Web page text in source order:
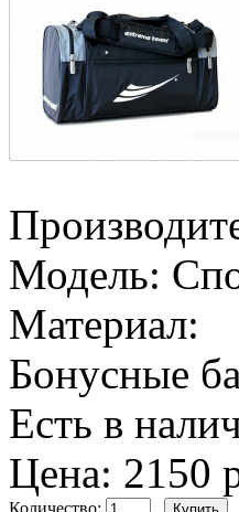
Модель:
Материал:
Бонусные
Есть в
Цена: 2150
Количество: